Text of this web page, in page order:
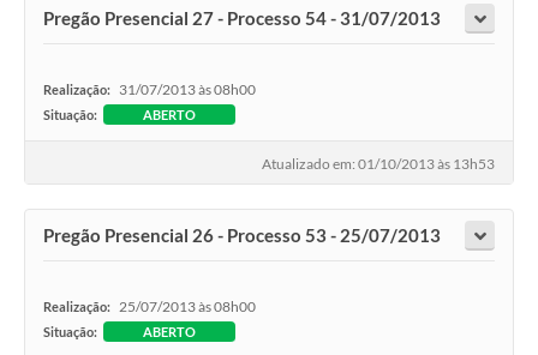
Pregão Presencial 27 - Processo 54 - 31/07/2013
Realização: 31/07/2013 às 08h00
Situação: ABERTO
Atualizado em: 01/10/2013 às 13h53
Pregão Presencial 26 - Processo 53 - 25/07/2013
Realização: 25/07/2013 às 08h00
Situação: ABERTO